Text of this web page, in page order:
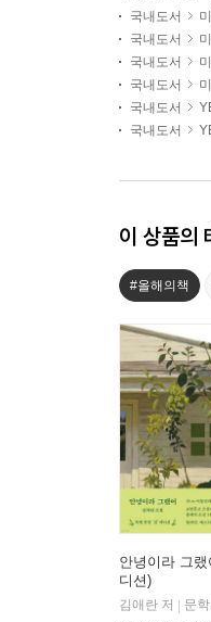
국내도서
국내도서
국내도서
국내도서
국내도서
국내도서
이 상품의
#올해의책
안녕이라 그랬
디션)
김애란 저
문학